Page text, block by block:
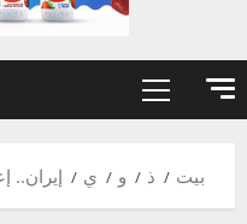
القائمة
بيت ذ و ي إيران..